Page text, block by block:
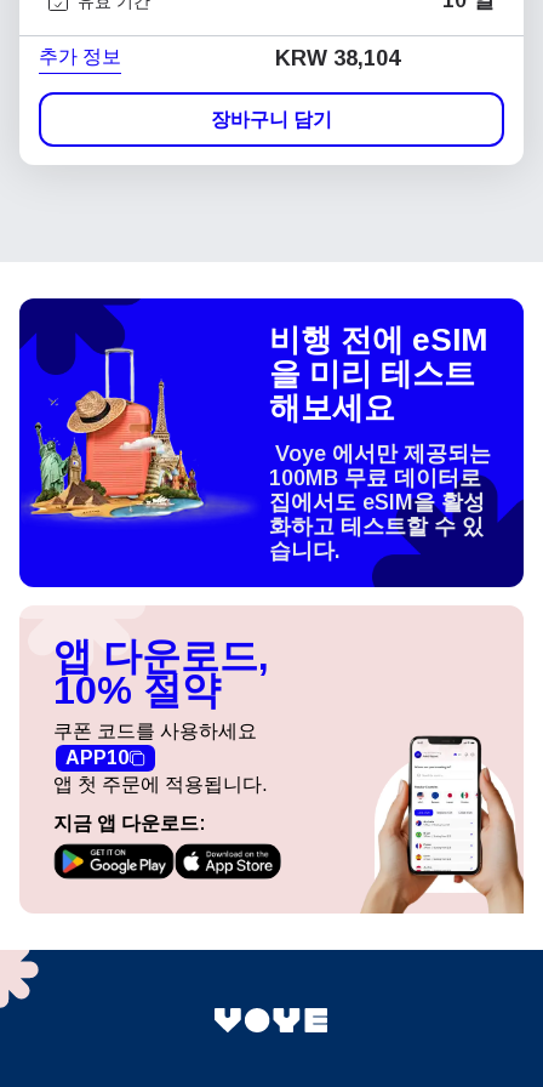
추가 정보 KRW 38,104
장바구니 담기
비행 전에 eSIM
을 미리 테스트
해보세요
Voye 에서만 제공되는
100MB 무료 데이터로
집에서도 eSIM을 활성
화하고 테스트할 수 있
습니다.
앱 다운로드,
10% 절약
쿠폰 코드를 사용하세요
APP10
앱 첫 주문에 적용됩니다.
지금 앱 다운로드: